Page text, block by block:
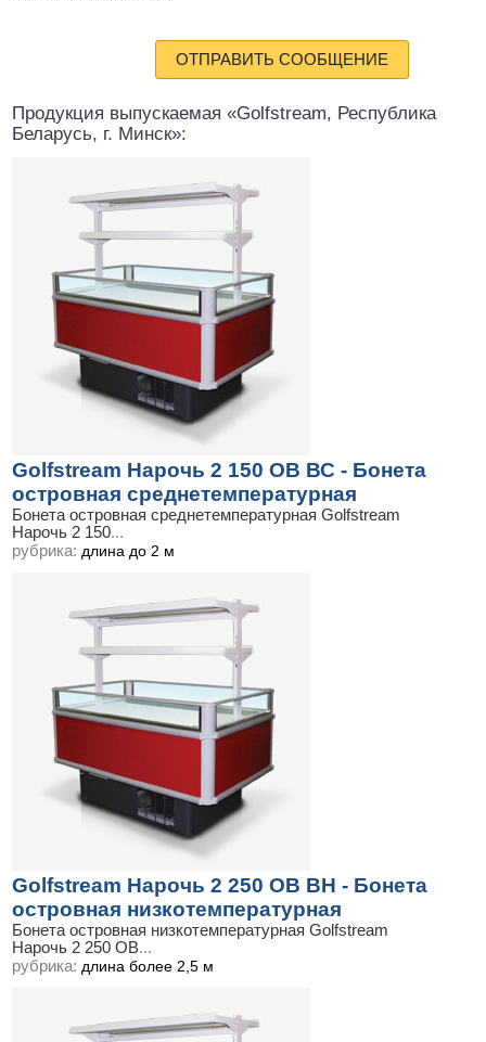
ОТПРАВИТЬ СООБЩЕНИЕ
Продукция выпускаемая «Golfstream, Республика
Беларусь, г. Минск»:
Golfstream Нарочь 2 150 ОВ ВС - Бонета
островная среднетемпературная
Бонета островная среднетемпературная Golfstream
Нарочь 2 150...
рубрика: длина до 2 м
Golfstream Нарочь 2 250 ОВ ВН - Бонета
островная низкотемпературная
Бонета островная низкотемпературная Golfstream
Нарочь 2 250 ОВ...
рубрика: длина более 2,5 м